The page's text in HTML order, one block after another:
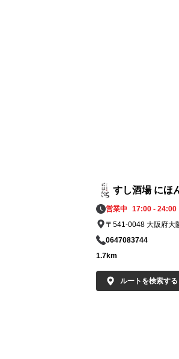
すし酒場 にほ
営業中
17:00 - 24:00
〒541-0048 大阪府大
0647083744
1.7km
ルートを検索する